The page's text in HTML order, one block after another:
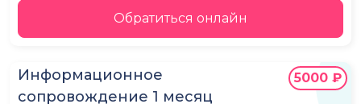
Обратиться онлайн
Информационное
сопровождение 1 месяц
5000 ₽